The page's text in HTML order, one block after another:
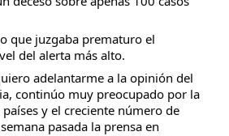
que juzgaba prematuro el
del alerta más alto.
adelantarme a la opinión del
continúo muy preocupado por la
y el creciente número de
pasada la prensa en